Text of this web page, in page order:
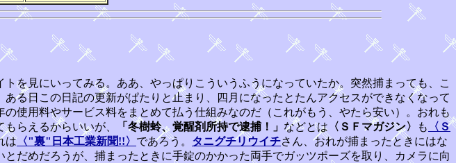
トを見にいってみる。ああ、やっぱりこういうふうになっていたか。突然捕まっても、こ
る日この日記の更新がぱたりと止まり、四月になったとたんアクセスができなくなって
の使用料やサービス料をまとめて払う仕組みなのだ（これがもう、やたら安い）。おれも
らえるからいいが、
「冬樹蛉、覚醒剤所持で逮捕！」 などとは 〈ＳＦマガジン〉 も
〈Ｓ
は〈"裏"日本工業新聞!!〉 であろう。 タニグチリウイチさん、おれが捕まったときにはな
とだめだろうが、捕まったときに手錠のかかった両手でガッツポーズを取り、カメラに向